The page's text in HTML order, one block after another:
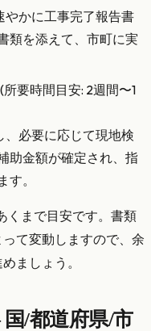
やかに工事完了報告書
類を添えて、市町に実
要時間目安: 2週間〜1
必要に応じて現地検
助金額が確定され、指
。
くまで目安です。書類
て変動しますので、余
ましょう。
/都道府県/市